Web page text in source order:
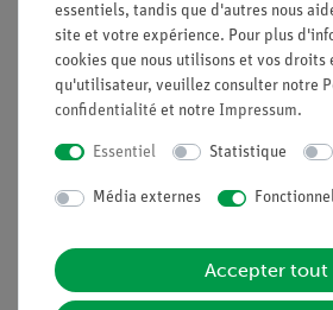
Nach oben
Légal
Contact
Conditions générales de vente
Mentions légales
Service
essentiels, tandis que d'autres nous
site et votre expérience. Pour plus
cookies que nous utilisons et vos droits
qu'utilisateur, veuillez consulter notre
confidentialité et notre Impressum.
Essentiel Statistique
Média externes
Accepter tout